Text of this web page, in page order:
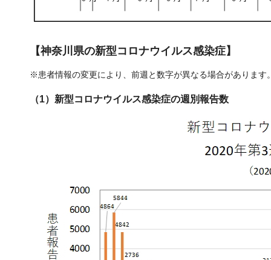
【神奈川県の新型コロナウイルス感染症】
※患者情報の変更により、前週と数字が異なる場合があります
（1）新型コロナウイルス感染症の週別報告数